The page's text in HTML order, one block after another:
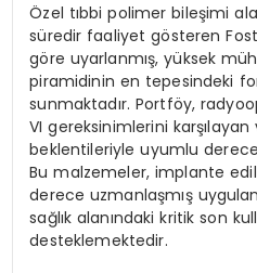
Özel tıbbi polimer bileşimi
süredir faaliyet gösteren
göre uyarlanmış, yüksek
piramidinin en tepesindeki
sunmaktadır. Portföy,
VI gereksinimlerini karşılayan
beklentileriyle uyumlu
Bu malzemeler, implante
derece uzmanlaşmış
sağlık alanındaki kritik son
desteklemektedir.